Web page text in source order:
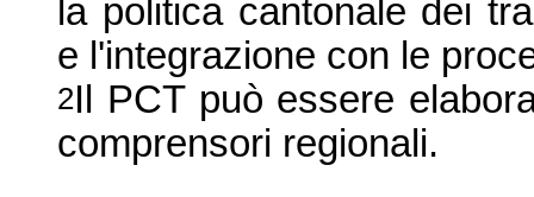
la politica cantonale dei
e l'integrazione con le
2Il PCT può essere
comprensori regionali.